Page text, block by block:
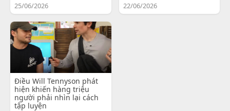
25/06/2026 22/06/2026
Điều Will Tennyson phát
hiện khiến hàng triệu
người phải nhìn lại cách
tập luyện